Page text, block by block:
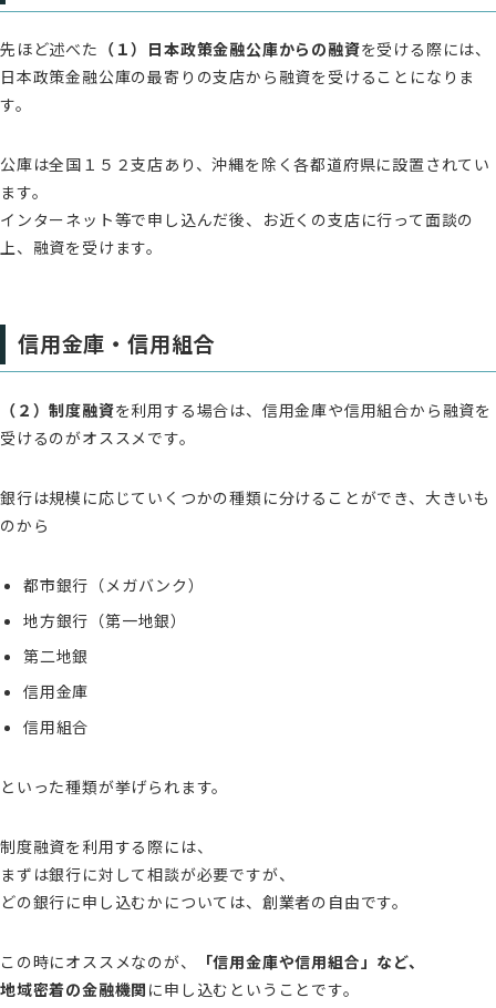
先ほど述べた （１）日本政策金融公庫からの融資を受ける際には、
日本政策金融公庫の最寄りの支店から融資を受けることになりま
す。
公庫は全国１５２支店あり、沖縄を除く各都道府県に設置されてい
ます。
インターネット等で申し込んだ後、お近くの支店に行って面談の
上、融資を受けます。
信用金庫・信用組合
（２）制度融資を利用する場合は、信用金庫や信用組合から融資を
受けるのがオススメです。
銀行は規模に応じていくつかの種類に分けることができ、大きいも
のから
都市銀行（メガバンク）
地方銀行（第一地銀）
第二地銀
信用金庫
信用組合
といった種類が挙げられます。
制度融資を利用する際には、
まずは銀行に対して相談が必要ですが、
どの銀行に申し込むかについては、創業者の自由です。
この時にオススメなのが、
「信用金庫や信用組合」など、
地域密着の金融機関 に申し込むということです。